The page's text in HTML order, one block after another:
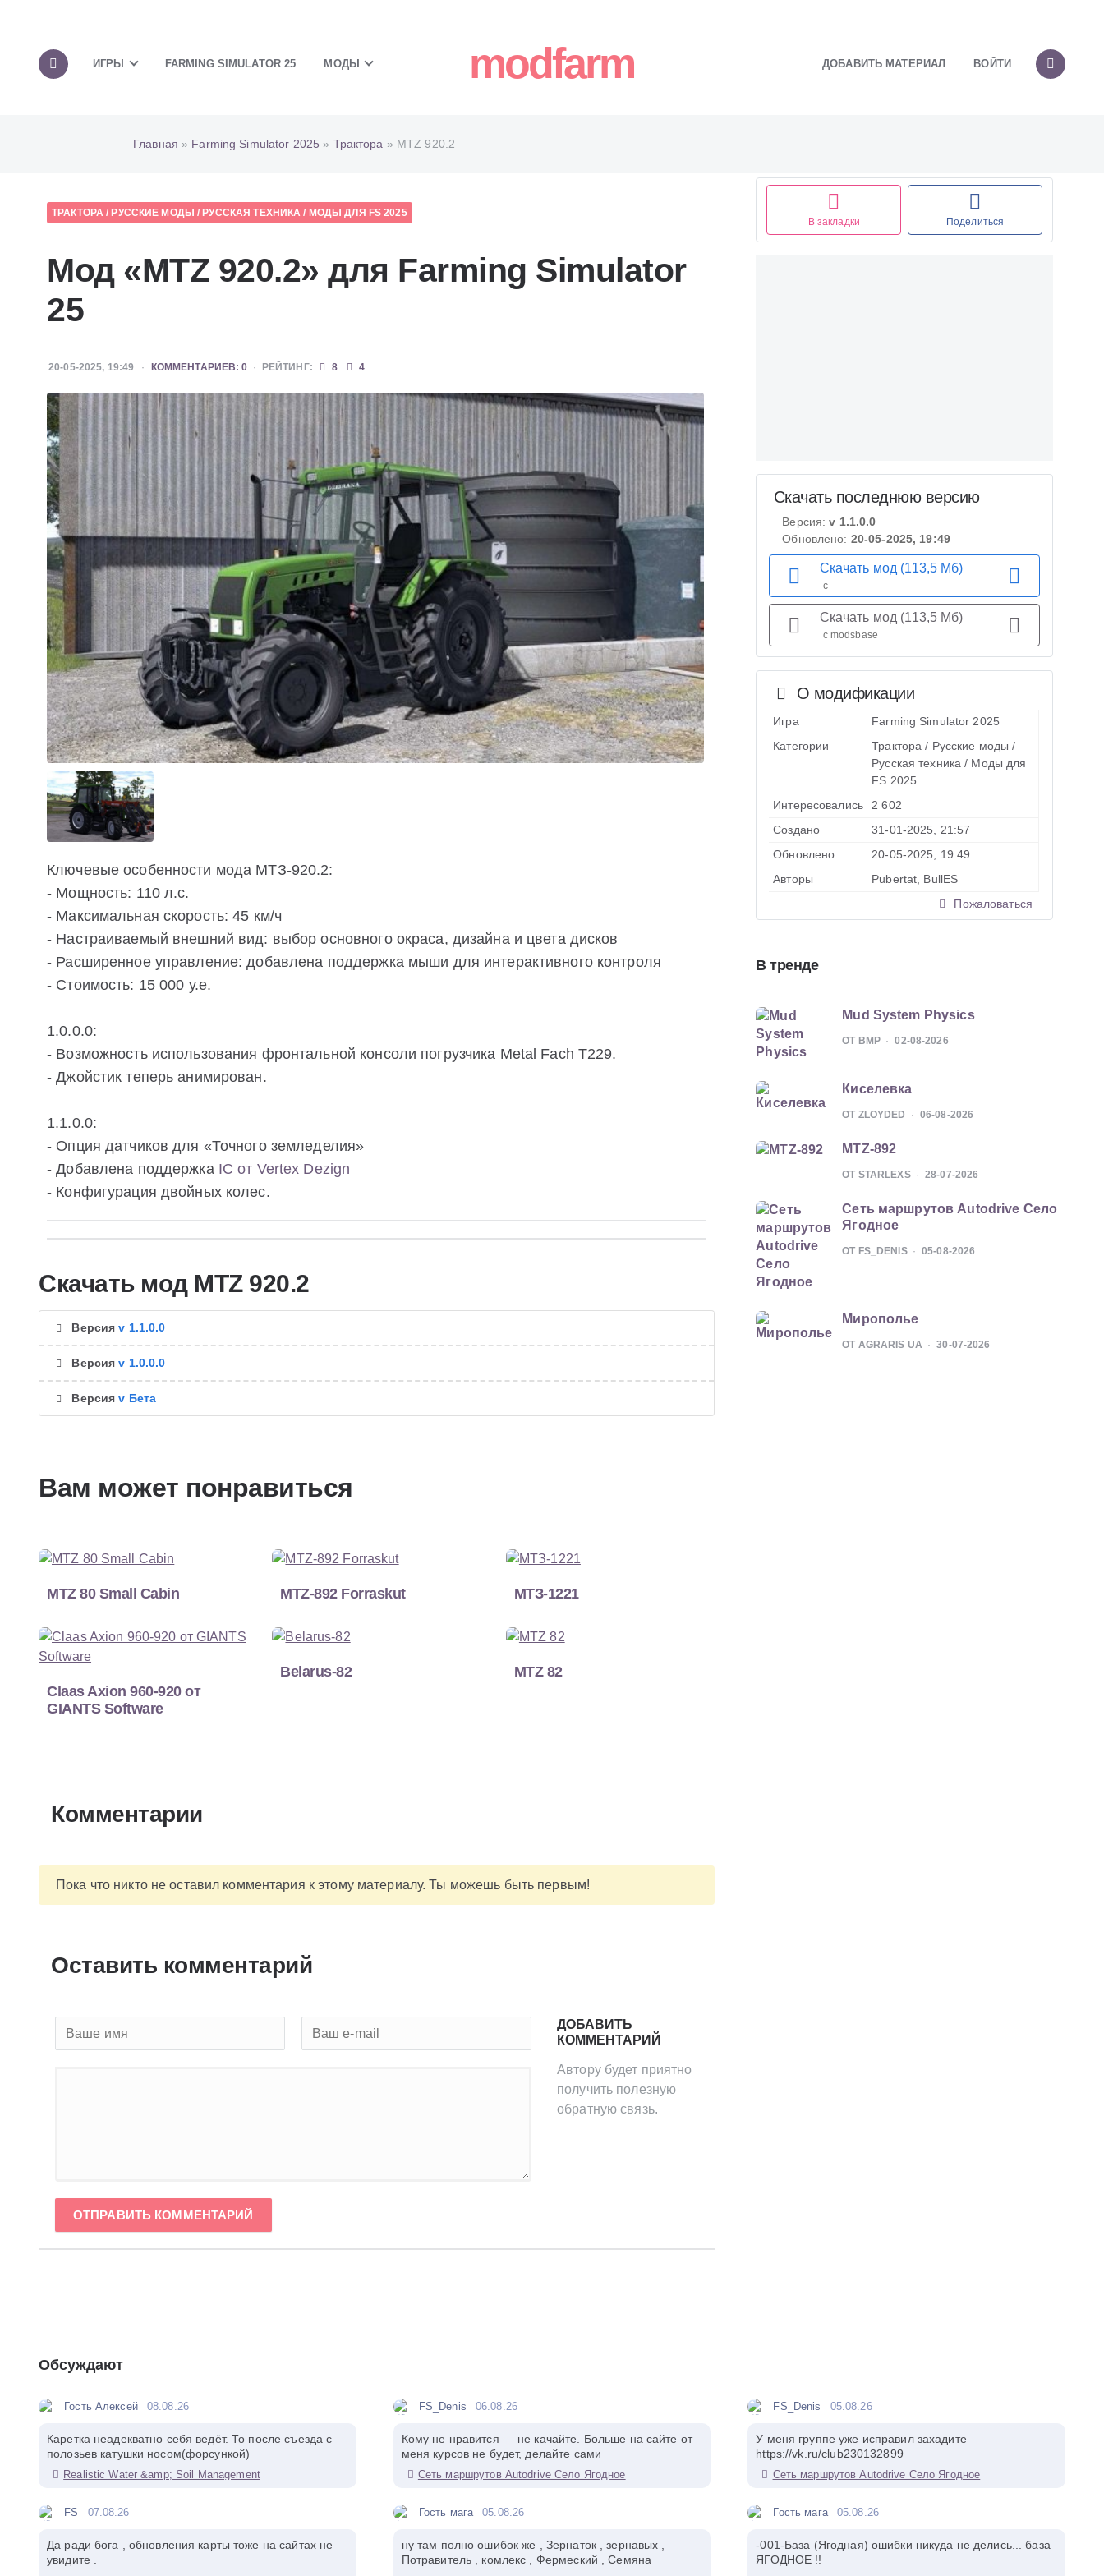
ИГРЫ FARMING SIMULATOR 25 МОДЫ modfarm ДОБАВИТЬ МАТЕРИАЛ ВОЙТИ
Главная » Farming Simulator 2025 » Трактора » MTZ 920.2
ТРАКТОРА / РУССКИЕ МОДЫ / РУССКАЯ ТЕХНИКА / МОДЫ ДЛЯ FS 2025
Мод «MTZ 920.2» для Farming Simulator
25
20-05-2025, 19:49 КОММЕНТАРИЕВ: 0 РЕЙТИНГ: 8 4
Ключевые особенности мода МТЗ-920.2:
- Мощность: 110 л.с.
- Максимальная скорость: 45 км/ч
- Настраиваемый внешний вид: выбор основного окраса, дизайна и цвета дисков
- Расширенное управление: добавлена поддержка мыши для интерактивного контроля
- Стоимость: 15 000 у.е.
1.0.0.0:
- Возможность использования фронтальной консоли погрузчика Metal Fach T229.
- Джойстик теперь анимирован.
1.1.0.0:
- Опция датчиков для «Точного земледелия»
- Добавлена поддержка IC от Vertex Dezign
- Конфигурация двойных колес.
Скачать мод MTZ 920.2
Версияv 1.1.0.0
Версияv 1.0.0.0
Версияv Бета
Вам может понравиться
MTZ 80 Small Cabin MTZ-892 Forraskut МТЗ-1221
Claas Axion 960-920 от
GIANTS Software
Belarus-82 MTZ 82
Комментарии
Пока что никто не оставил комментария к этому материалу. Ты можешь быть первым!
Оставить комментарий
ДОБАВИТЬ
КОММЕНТАРИЙ
Автору будет приятно
получить полезную
обратную связь.
ОТПРАВИТЬ КОММЕНТАРИЙ
В закладки Поделиться
О модификации
Игра
Farming Simulator 2025
Категории
Трактора / Русские моды /
Русская техника / Моды для
FS 2025
Интересовались
2 602
Создано
31-01-2025, 21:57
Обновлено
20-05-2025, 19:49
Авторы
Pubertat, BullES
Пожаловаться
Скачать последнюю версию
Версия:v 1.1.0.0
Обновлено: 20-05-2025, 19:49
Скачать мод (113,5 Мб)
с
Скачать мод (113,5 Мб)
с modsbase
В тренде
Mud System Physics
ОТ BMP 02-08-2026
Киселевка
ОТ ZLOYDED 06-08-2026
MTZ-892
ОТ STARLEXS 28-07-2026
Сеть маршрутов Autodrive Село
Ягодное
ОТ FS_DENIS 05-08-2026
Мирополье
ОТ AGRARIS UA 30-07-2026
Обсуждают
Гость Алексей 08.08.26
Каретка неадекватно себя ведёт. То после съезда с
полозьев катушки носом(форсункой)
Realistic Water &amp; Soil Management
FS 07.08.26
Да ради бога , обновления карты тоже на сайтах не
увидите .
FS_Denis 06.08.26
Кому не нравится — не качайте. Больше на сайте от
меня курсов не будет, делайте сами
Сеть маршрутов Autodrive Село Ягодное
Гость мага 05.08.26
ну там полно ошибок же , Зернаток , зернавых ,
Потравитель , комлекс , Фермеский , Семяна
FS_Denis 05.08.26
У меня группе уже исправил захадите
https://vk.ru/club230132899
Сеть маршрутов Autodrive Село Ягодное
Гость мага 05.08.26
-001-База (Ягодная) ошибки никуда не делись... база
ЯГОДНОЕ !!